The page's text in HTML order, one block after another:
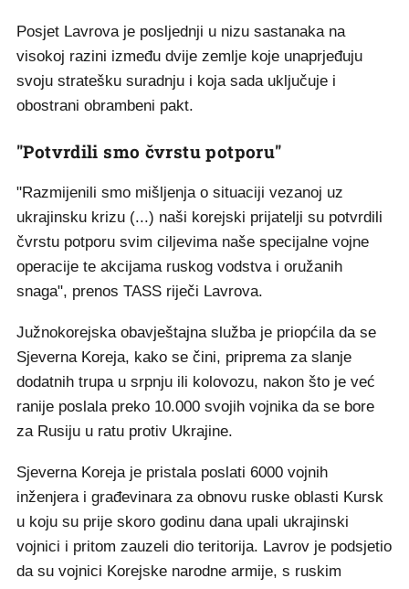
Posjet Lavrova je posljednji u nizu sastanaka na
visokoj razini između dvije zemlje koje unaprjeđuju
svoju stratešku suradnju i koja sada uključuje i
obostrani obrambeni pakt.
"Potvrdili smo čvrstu potporu"
"Razmijenili smo mišljenja o situaciji vezanoj uz
ukrajinsku krizu (...) naši korejski prijatelji su potvrdili
čvrstu potporu svim ciljevima naše specijalne vojne
operacije te akcijama ruskog vodstva i oružanih
snaga", prenos TASS riječi Lavrova.
Južnokorejska obavještajna služba je priopćila da se
Sjeverna Koreja, kako se čini, priprema za slanje
dodatnih trupa u srpnju ili kolovozu, nakon što je već
ranije poslala preko 10.000 svojih vojnika da se bore
za Rusiju u ratu protiv Ukrajine.
Sjeverna Koreja je pristala poslati 6000 vojnih
inženjera i građevinara za obnovu ruske oblasti Kursk
u koju su prije skoro godinu dana upali ukrajinski
vojnici i pritom zauzeli dio teritorija. Lavrov je podsjetio
da su vojnici Korejske narodne armije, s ruskim